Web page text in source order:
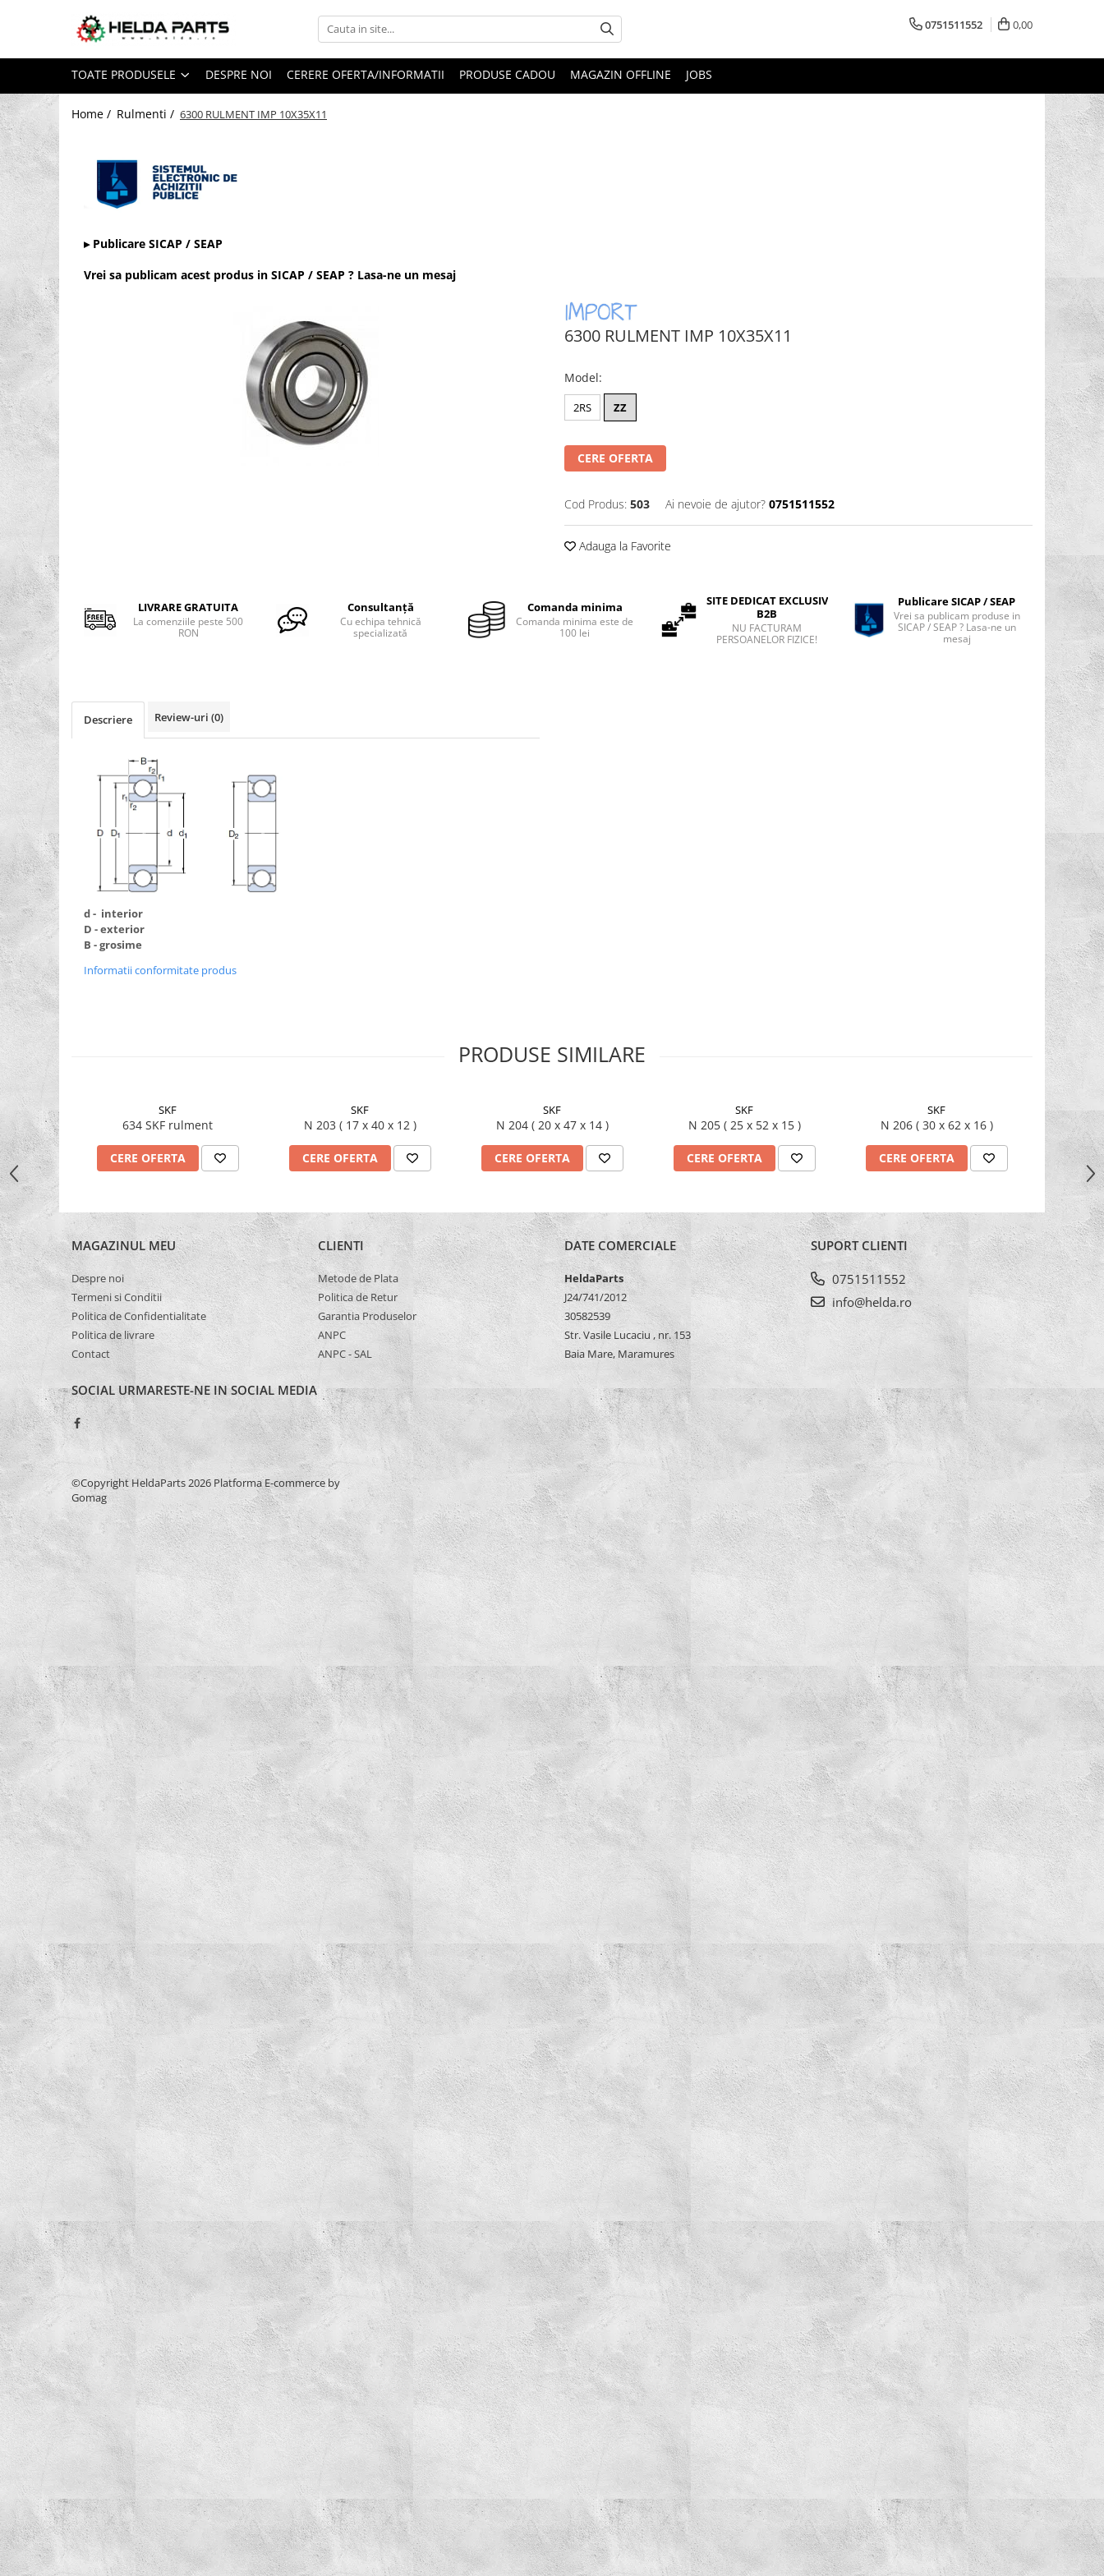
Cu bile
Cu doua randuri de bile
Cu un rand de bile
Contact unghiular
Contact unghiular de precizie
Cu role cilindrice
Cu un rand de role
Cu role butoi
Cu role conice
Rulmenti axiali cu role butoi
Rulmenti de presiune
Rulmenti osc. cu role butoi
Curele
Curele trapezoidale
10x
13x
17x
20x
22x
32x
SPA
SPB
SPZ
Curele Dintate
AVX
BX
XPA
XPB
XPZ
Sudura
Scule
Chei
Chei Cu Clichet
Chei Dinamometrice
Chei Fixe/Combinate
Chei Pentru Filtre
Chei Reglabile
Extractoare/Inductoare
Tubulare
Abrazive
Benzi
Bureti
Capete De Slefuit
Discuri
Perii
Pietre
Adezivi
Aditivi
Burghie
Burghie Beton
Burghie Coada Conica
Burghie Coada Redusa
Burghie Cobalt
Burghie In Trepte
Burghie Lemn
Burghie lungi si extra lungi
Burghie Metal HSS
Burghie Stanga
Carote
Ciocane
Clesti
Coliere
Antivibratie
Arc
De Plastic
Normale
Discuri Taiere
Echipament de lucru
Etansare
Racloare
Manseta
O-ring
Simering
Spray-uri tehnice
Spuma Activa
AdBlue
Creme/Pasta
Detergenti
Parfum
Tehnica de ridicare
Truse
Vaselina
0751511552 0,00
TOATE PRODUSELE DESPRE NOI CERERE OFERTA/INFORMATII PRODUSE CADOU MAGAZIN OFFLINE JOBS
Home / Rulmenti / 6300 RULMENT IMP 10X35X11
▸ Publicare SICAP / SEAP
Vrei sa publicam acest produs in SICAP / SEAP ? Lasa-ne un mesaj
6300 RULMENT IMP 10X35X11
Model:
2RS ZZ
CERE OFERTA
Cod Produs: 503 Ai nevoie de ajutor? 0751511552
Adauga la Favorite
LIVRARE GRATUITA
La comenziile peste 500
RON
Consultanță
Cu echipa tehnică
specializată
Comanda minima
Comanda minima este de
100 lei
SITE DEDICAT EXCLUSIV
B2B
NU FACTURAM
PERSOANELOR FIZICE!
Publicare SICAP / SEAP
Vrei sa publicam produse in
SICAP / SEAP ? Lasa-ne un
mesaj
Descriere Review-uri (0)
d - interior
D - exterior
B - grosime
Informatii conformitate produs
PRODUSE SIMILARE
SKF
634 SKF rulment
CERE OFERTA
SKF
N 203 ( 17 x 40 x 12 )
CERE OFERTA
SKF
N 204 ( 20 x 47 x 14 )
CERE OFERTA
SKF
N 205 ( 25 x 52 x 15 )
CERE OFERTA
SKF
N 206 ( 30 x 62 x 16 )
CERE OFERTA
MAGAZINUL MEU
Despre noi
Termeni si Conditii
Politica de Confidentialitate
Politica de livrare
Contact
CLIENTI
Metode de Plata
Politica de Retur
Garantia Produselor
ANPC
ANPC - SAL
DATE COMERCIALE
HeldaParts
J24/741/2012
30582539
Str. Vasile Lucaciu , nr. 153
Baia Mare, Maramures
SUPORT CLIENTI
0751511552
info@helda.ro
SOCIAL URMARESTE-NE IN SOCIAL MEDIA
©Copyright HeldaParts 2026 Platforma E-commerce by
Gomag